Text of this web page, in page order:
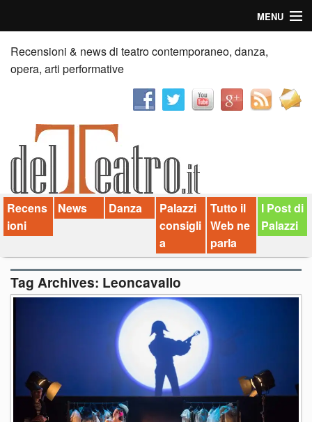
MENU
Home
Recensioni
News
Palazzi consiglia
Video
Chi siamo
Contatti
Recensioni & news di teatro contemporaneo, danza,
opera, arti performative
Recens
ioni
News Danza
Palazzi
consigli
a
Tutto il
Web ne
parla
I Post di
Palazzi
Tag Archives: Leoncavallo